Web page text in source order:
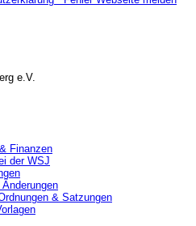
e.V.
Finanzen
der WSJ
& Satzungen